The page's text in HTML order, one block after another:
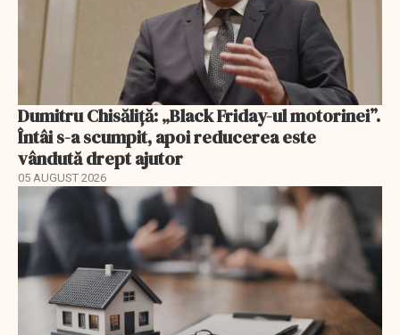
Dumitru Chisăliță: „Black Friday-ul motorinei”.
Întâi s-a scumpit, apoi reducerea este
vândută drept ajutor
05 AUGUST 2026